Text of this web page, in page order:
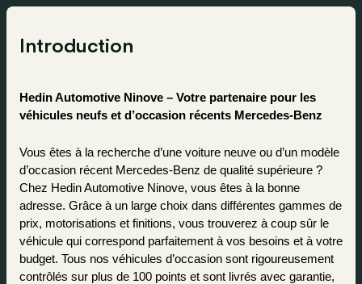
Introduction
Hedin Automotive Ninove – Votre partenaire pour les
véhicules neufs et d’occasion récents Mercedes-Benz
Vous êtes à la recherche d’une voiture neuve ou d’un modèle
d’occasion récent Mercedes-Benz de qualité supérieure ?
Chez Hedin Automotive Ninove, vous êtes à la bonne
adresse. Grâce à un large choix dans différentes gammes de
prix, motorisations et finitions, vous trouverez à coup sûr le
véhicule qui correspond parfaitement à vos besoins et à votre
budget. Tous nos véhicules d’occasion sont rigoureusement
contrôlés sur plus de 100 points et sont livrés avec garantie,